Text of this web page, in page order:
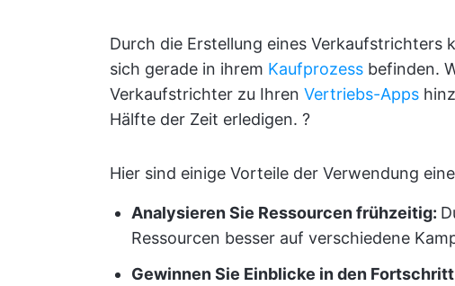
Durch die Erstellung eines Verkaufstrichters
sich gerade in ihrem Kaufprozess befinden.
Verkaufstrichter zu Ihren Vertriebs-Apps
Hälfte der Zeit erledigen. ?
Hier sind einige Vorteile der Verwendung
Analysieren Sie Ressourcen frühzeitig:
Ressourcen besser auf verschiedene
Gewinnen Sie Einblicke in den